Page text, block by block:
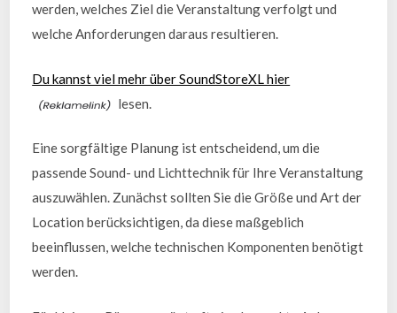
werden, welches Ziel die Veranstaltung verfolgt und
welche Anforderungen daraus resultieren.
Du kannst viel mehr über SoundStoreXL hier
lesen.
Eine sorgfältige Planung ist entscheidend, um die
passende Sound- und Lichttechnik für Ihre Veranstaltung
auszuwählen. Zunächst sollten Sie die Größe und Art der
Location berücksichtigen, da diese maßgeblich
beeinflussen, welche technischen Komponenten benötigt
werden.